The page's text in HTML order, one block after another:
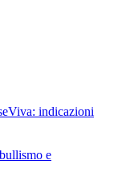
indicazioni
e